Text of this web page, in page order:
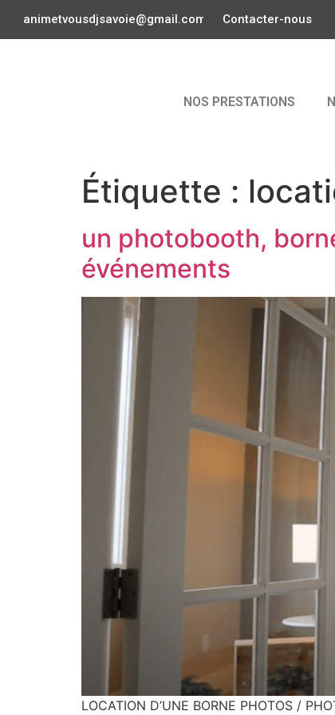
animetvousdjsavoie@gmail.com Contacter-nous
NOS PRESTATIONS
Étiquette :
un photobooth,
événements
LOCATION D’UNE BORNE PHOTOS /